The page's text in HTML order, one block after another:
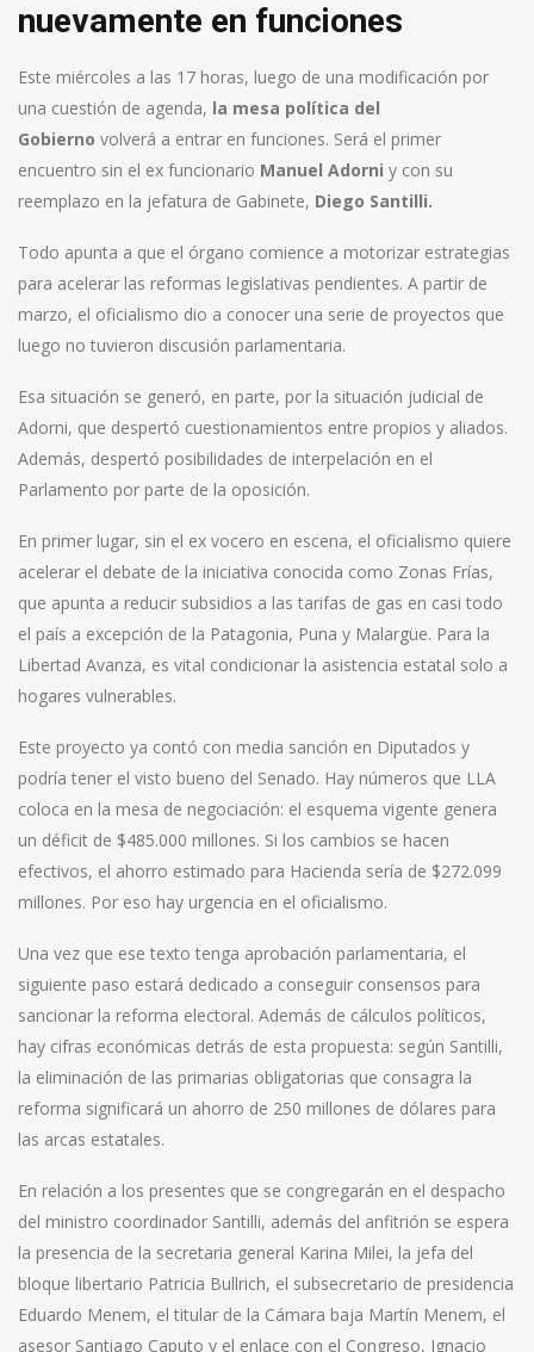
nuevamente en funciones
Este miércoles a las 17 horas, luego de una modificación por
una cuestión de agenda, la mesa política del
Gobierno volverá a entrar en funciones. Será el primer
encuentro sin el ex funcionario Manuel Adorni y con su
reemplazo en la jefatura de Gabinete, Diego Santilli.
Todo apunta a que el órgano comience a motorizar estrategias
para acelerar las reformas legislativas pendientes. A partir de
marzo, el oficialismo dio a conocer una serie de proyectos que
luego no tuvieron discusión parlamentaria.
Esa situación se generó, en parte, por la situación judicial de
Adorni, que despertó cuestionamientos entre propios y aliados.
Además, despertó posibilidades de interpelación en el
Parlamento por parte de la oposición.
En primer lugar, sin el ex vocero en escena, el oficialismo quiere
acelerar el debate de la iniciativa conocida como Zonas Frías,
que apunta a reducir subsidios a las tarifas de gas en casi todo
el país a excepción de la Patagonia, Puna y Malargüe. Para la
Libertad Avanza, es vital condicionar la asistencia estatal solo a
hogares vulnerables.
Este proyecto ya contó con media sanción en Diputados y
podría tener el visto bueno del Senado. Hay números que LLA
coloca en la mesa de negociación: el esquema vigente genera
un déficit de $485.000 millones. Si los cambios se hacen
efectivos, el ahorro estimado para Hacienda sería de $272.099
millones. Por eso hay urgencia en el oficialismo.
Una vez que ese texto tenga aprobación parlamentaria, el
siguiente paso estará dedicado a conseguir consensos para
sancionar la reforma electoral. Además de cálculos políticos,
hay cifras económicas detrás de esta propuesta: según Santilli,
la eliminación de las primarias obligatorias que consagra la
reforma significará un ahorro de 250 millones de dólares para
las arcas estatales.
En relación a los presentes que se congregarán en el despacho
del ministro coordinador Santilli, además del anfitrión se espera
la presencia de la secretaria general Karina Milei, la jefa del
bloque libertario Patricia Bullrich, el subsecretario de presidencia
Eduardo Menem, el titular de la Cámara baja Martín Menem, el
asesor Santiago Caputo y el enlace con el Congreso, Ignacio